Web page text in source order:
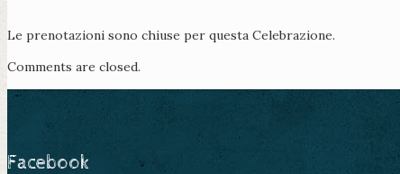
Le prenotazioni sono chiuse per questa Celebrazione.
Comments are closed.
Facebook